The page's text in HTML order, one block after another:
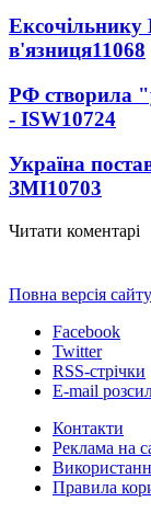
в'язниця11068
РФ створила
- ISW10724
Україна
ЗМІ10703
Читати коментарі
Повна версія сайту
Facebook
Twitter
RSS-стрічки
E-mail
Контакти
Реклама на
Правила